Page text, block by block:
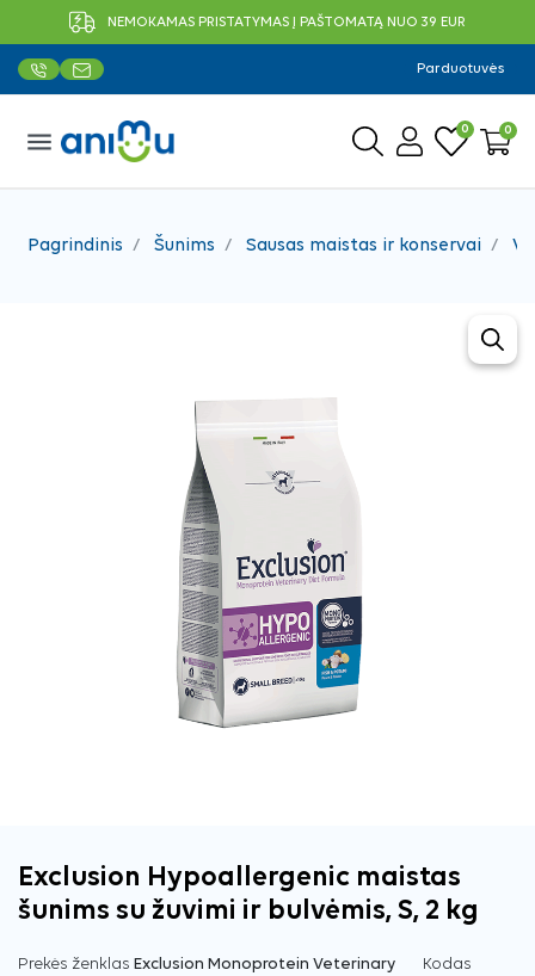
NEMOKAMAS PRISTATYMAS Į PAŠTOMATĄ NUO 39 EUR
Parduotuvės
menu 0 0
Pagrindinis Šunims Sausas maistas ir konservai
Exclusion Hypoallergenic maistas
šunims su žuvimi ir bulvėmis, S, 2 kg
Prekės ženklas Exclusion Monoprotein Veterinary
Kodas